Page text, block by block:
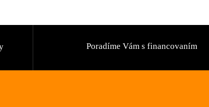
Poradíme Vám s financovaním